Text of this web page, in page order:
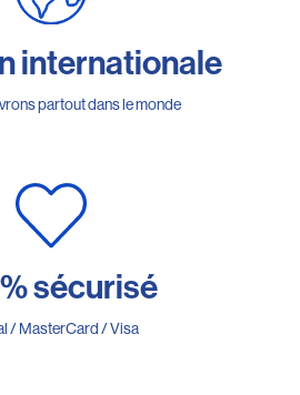
internationale
partout dans le monde
sécurisé
/ MasterCard / Visa